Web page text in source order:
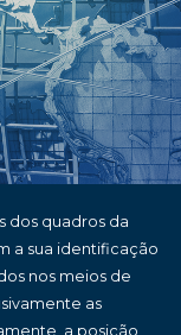
dos quadros da
a sua identificação
nos meios de
as
a posição